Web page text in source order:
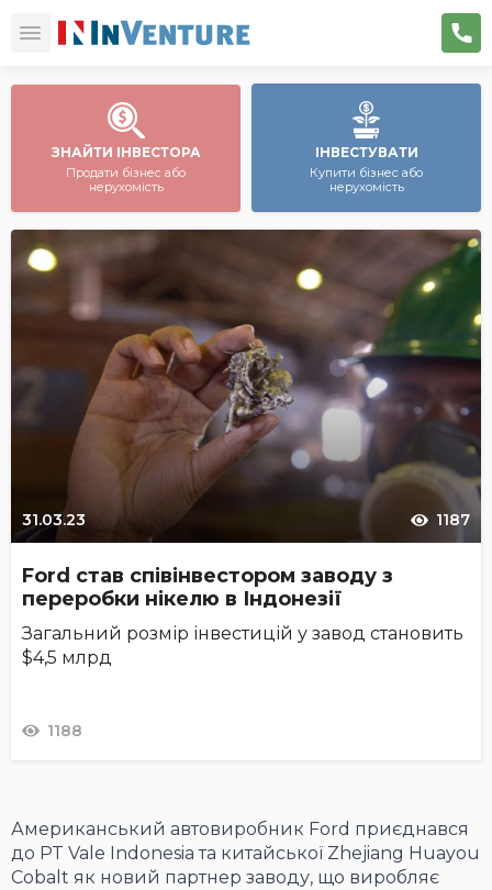
ЗНАЙТИ ІНВЕСТОРА
Продати бізнес або
нерухомість
ІНВЕСТУВАТИ
Купити бізнес або
нерухомість
31.03.23 1187
Ford став співінвестором заводу з
переробки нікелю в Індонезії
Загальний розмір інвестицій у завод становить
$4,5 млрд
1188
Американський автовиробник Ford приєднався
до PT Vale Indonesia та китайської Zhejiang Huayou
Cobalt як новий партнер заводу, що виробляє